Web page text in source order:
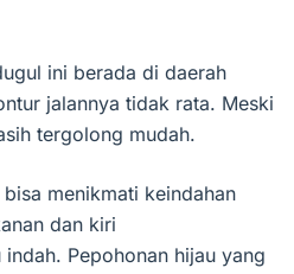
ini berada di daerah
jalannya tidak rata. Meski
tergolong mudah.
menikmati keindahan
dan kiri
Pepohonan hijau yang